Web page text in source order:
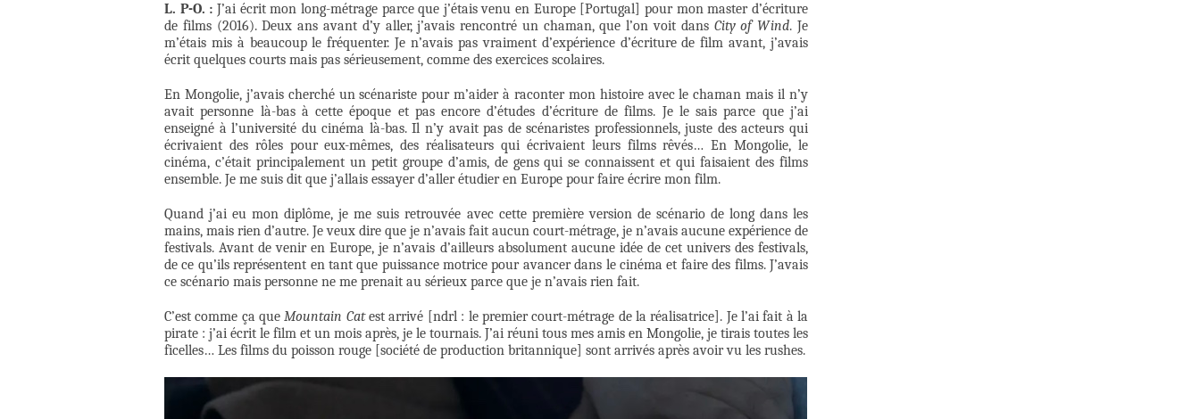
L. P-O. : J’ai écrit mon long-métrage parce que j’étais venu en Europe [Portugal] pour mon master d’écriture
de films (2016). Deux ans avant d’y aller, j’avais rencontré un chaman, que l’on voit dans City of Wind. Je
m’étais mis à beaucoup le fréquenter. Je n’avais pas vraiment d’expérience d’écriture de film avant, j’avais
écrit quelques courts mais pas sérieusement, comme des exercices scolaires.
En Mongolie, j’avais cherché un scénariste pour m’aider à raconter mon histoire avec le chaman mais il n’y
avait personne là-bas à cette époque et pas encore d’études d’écriture de films. Je le sais parce que j’ai
enseigné à l’université du cinéma là-bas. Il n’y avait pas de scénaristes professionnels, juste des acteurs qui
écrivaient des rôles pour eux-mêmes, des réalisateurs qui écrivaient leurs films rêvés… En Mongolie, le
cinéma, c’était principalement un petit groupe d’amis, de gens qui se connaissent et qui faisaient des films
ensemble. Je me suis dit que j’allais essayer d’aller étudier en Europe pour faire écrire mon film.
Quand j’ai eu mon diplôme, je me suis retrouvée avec cette première version de scénario de long dans les
mains, mais rien d’autre. Je veux dire que je n’avais fait aucun court-métrage, je n’avais aucune expérience de
festivals. Avant de venir en Europe, je n’avais d’ailleurs absolument aucune idée de cet univers des festivals,
de ce qu’ils représentent en tant que puissance motrice pour avancer dans le cinéma et faire des films. J’avais
ce scénario mais personne ne me prenait au sérieux parce que je n’avais rien fait.
C’est comme ça queMountain Catest arrivé [ndrl : le premier court-métrage de la réalisatrice]. Je l’ai fait à la
pirate : j’ai écrit le film et un mois après, je le tournais. J’ai réuni tous mes amis en Mongolie, je tirais toutes les
ficelles… Les films du poisson rouge [société de production britannique] sont arrivés après avoir vu les rushes.